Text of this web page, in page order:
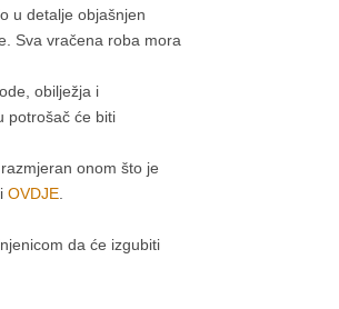
u detalje objašnjen
Sva vračena roba mora
obilježja i
potrošač će biti
onom što je
OVDJE.
da će izgubiti